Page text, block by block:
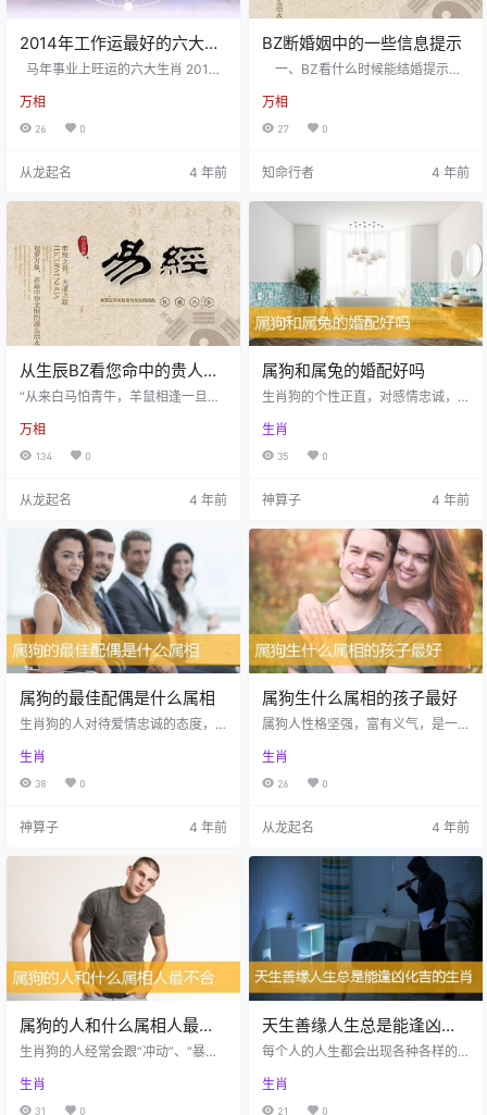
2014年工作运最好的六大生
肖
马年事业上旺运的六大生肖 2014
年的YS，人们都是希望工作一帆风
顺，升职加薪，家庭和睦，财运旺
属鼠的人 有人可能认为子午冲，属
测师的角度看，却并非如此，因为
子午为天地之道路，午冲子，多主
动，而非凶，故属鼠的人在2014年
多变动，而又机会获得事业上的超
级变动…
万相
26 0
从龙起名 4 年前
BZ断婚姻中的一些信息提示
一、BZ看什么时候能结婚提示：
候能到来，什么时候会结婚，通过B
ZML可以看出大概会在什么时候结
人，大多是恋爱婚姻属于比较早的
姻的居多；如果正财星或偏财星在
时柱上的人，那大多是晚婚的为
多。 2、BZMP中，有多个财
星的人，一般来说…
万相
27 0
知命行者 4 年前
从生辰BZ看您命中的贵人和
小人
“从来白马怕青牛，羊鼠相逢一旦
到头。龙逢兔儿云端去，金鸡见犬
泪交流”。 这是民间合婚的口诀，基
用，多数犯小人都和属相有关系
用，但参考作用很大，对多数人来
说，要知道利于和不利自己的属
相，不利自己的多是命中的“小人”，
利于自己的多是命中的“贵人”！ 属
相上看命中的小人方法： 1、…
万相
134 0
从龙起名 4 年前
属狗和属兔的婚配好吗
生肖狗的个性正直，对感情忠诚，
轻易违背，也不会轻易受到外界的
影响。属兔人对感情容易摇摆不
属狗的出生时间：1922、1934、19
2006、2018 因为属狗和属兔的人
六合，和属虎属马的人三合，因
此，属狗人适合找以上几个属相婚
配，为上上等婚配。 属狗的人和属
龙的人…
生肖
35 0
神算子 4 年前
属狗的最佳配偶是什么属相
生肖狗的人对待爱情忠诚的态度，
们在感情中缺乏安全感，喜欢主导
感情进度，但是希望伴侣有自己的
最佳配偶是什么属相,狗最佳配偶属
么属相 戌狗与卯兔六合，因此最宜
找个属兔的对象，所以属狗人适合
找一个属兔的对象，此乃上上等婚
配。其次是与寅虎午马三合，故也
宜找个属虎属马的，此乃上等婚
生肖
38 0
神算子 4 年前
属狗生什么属相的孩子最好
属狗人性格坚强，富有义气，是一
踏实地，性格忠厚，往往是一个相
当合格的父母。下面让我们一起了
六合，因此属狗的人最宜生个属兔
所以属狗的父母也可以生属虎或属
马的孩子。戌狗和辰龙相冲，因此
属狗的父母忌讳生属龙的孩子。戌
狗又与未羊丑牛构成三刑，故属狗
的人不宜生属羊属牛的孩子。戌狗
又与酉鸡相…
生肖
26 0
从龙起名 4 年前
属狗的人和什么属相人最不
合
生肖狗的人经常会跟“冲动”、“暴躁”
人是一个做事情很专注的人，他们
认定了目标之后就会特别坚定前
生肖
31 0
天生善缘人生总是能逢凶化
吉的生肖
每个人的人生都会出现各种各样的
较凶险的情况。任何人都不想遇到
危险，但是有的人却注定无法避免
生肖
21 0